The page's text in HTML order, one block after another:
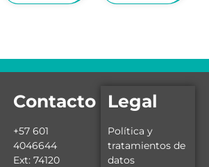
Contacto
+57 601
4046644
Ext: 74120
Legal
Política y
tratamientos de
datos